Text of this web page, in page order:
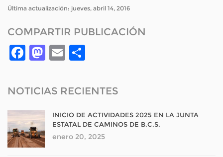
Última actualización: jueves, abril 14, 2016
COMPARTIR PUBLICACIÓN
Facebook
Mastodon
Email
NOTICIAS RECIENTES
INICIO DE ACTIVIDADES 2025 EN LA JUNTA
ESTATAL DE CAMINOS DE B.C.S.
enero 20, 2025